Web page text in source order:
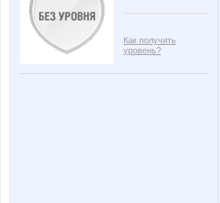
Как получить
уровень?